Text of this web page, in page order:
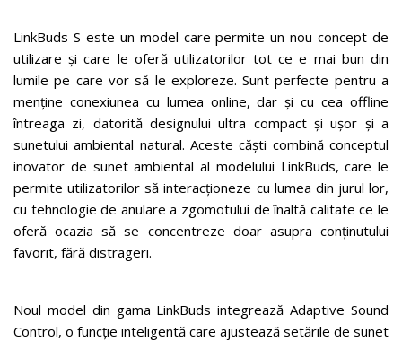
LinkBuds S este un model care permite un nou concept de
utilizare și care le oferă utilizatorilor tot ce e mai bun din
lumile pe care vor să le exploreze. Sunt perfecte pentru a
menține conexiunea cu lumea online, dar și cu cea offline
întreaga zi, datorită designului ultra compact și ușor și a
sunetului ambiental natural. Aceste căști combină conceptul
inovator de sunet ambiental al modelului LinkBuds, care le
permite utilizatorilor să interacționeze cu lumea din jurul lor,
cu tehnologie de anulare a zgomotului de înaltă calitate ce le
oferă ocazia să se concentreze doar asupra conținutului
favorit, fără distrageri.
Noul model din gama LinkBuds integrează Adaptive Sound
Control, o funcție inteligentă care ajustează setările de sunet